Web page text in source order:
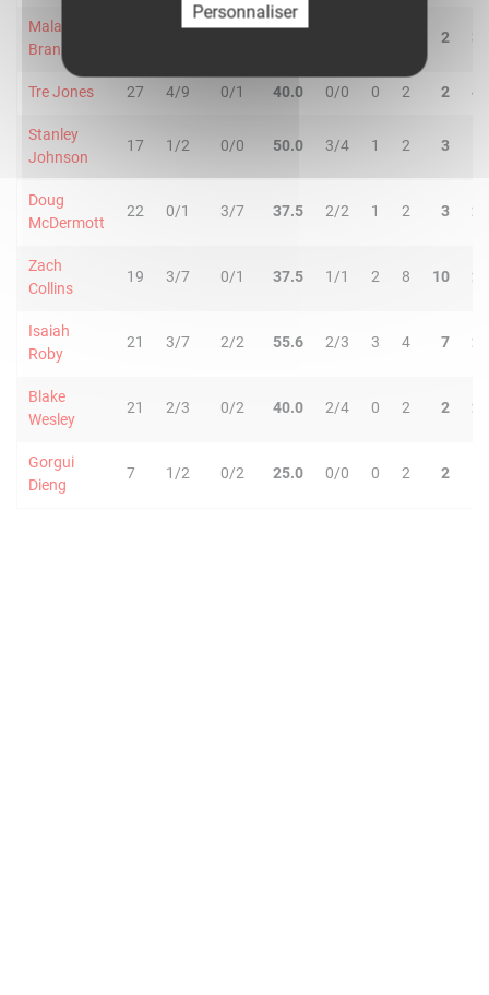
Malaki
Branham
2 3
Tre Jones 27 4/9 0/1 40.0 0/0 0 2 2 4
Stanley
Johnson
17 1/2 0/0 50.0 3/4 1 2 3
Doug
McDermott
22 0/1 3/7 37.5 2/2 1 2 3 2
Zach
Collins
19 3/7 0/1 37.5 1/1 2 8 10 2
Isaiah
Roby
21 3/7 2/2 55.6 2/3 3 4 7 2
Blake
Wesley
21 2/3 0/2 40.0 2/4 0 2 2 2
Gorgui
Dieng
7 1/2 0/2 25.0 0/0 0 2 2
Personnaliser